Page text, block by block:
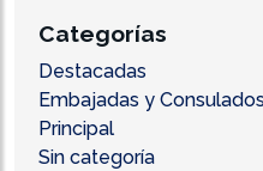
Categorías
Destacadas
Embajadas y Consulados
Principal
Sin categoría